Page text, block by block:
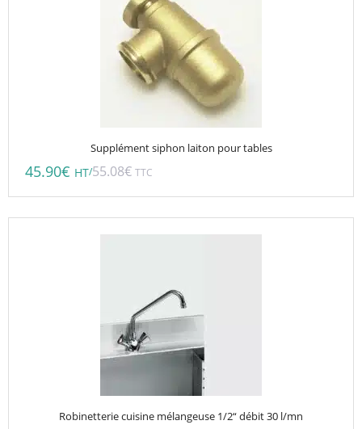
Supplément siphon laiton pour tables
45.90€ HT/55.08€ TTC
Robinetterie cuisine mélangeuse 1/2“ débit 30 l/mn